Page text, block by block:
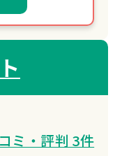
ミ・評判 3件